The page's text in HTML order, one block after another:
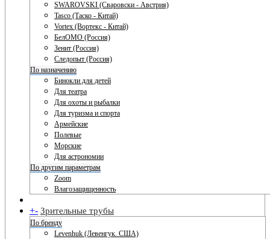
SWAROVSKI (Сваровски - Австрия)
Tasco (Таско - Китай)
Vortex (Вортекс - Китай)
БелОМО (Россия)
Зенит (Россия)
Следопыт (Россия)
По назначению
Бинокли для детей
Для театра
Для охоты и рыбалки
Для туризма и спорта
Армейские
Полевые
Морские
Для астрономии
По другим параметрам
Zoom
Влагозащищенность
+- Зрительные трубы
По бренду
Levenhuk (Левенгук. США)